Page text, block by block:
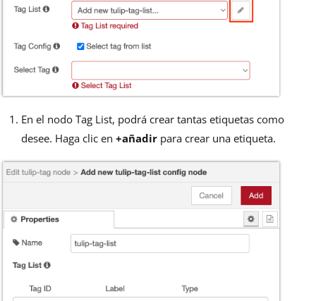
En el nodo Tag List, podrá crear tantas etiquetas como
desee. Haga clic en +añadir para crear una etiqueta.